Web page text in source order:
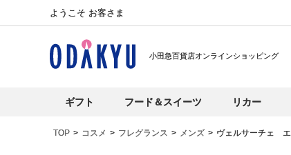
ようこそ お客さま
小田急百貨店オンラインショッピング
ギフト フード＆スイーツ リカー
TOP コスメ フレグランス メンズ ヴェルサーチェ